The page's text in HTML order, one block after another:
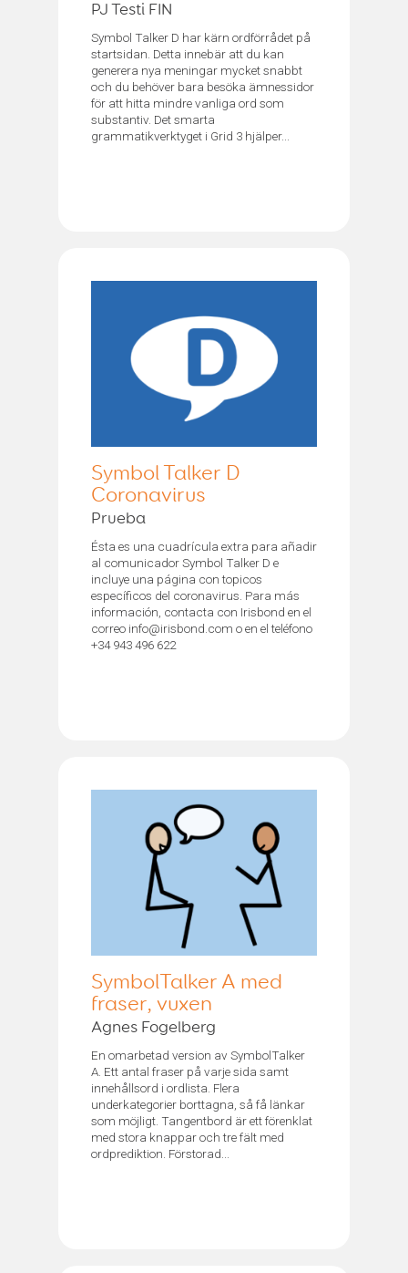
PJ Testi FIN
Symbol Talker D har kärn ordförrådet på
startsidan. Detta innebär att du kan
generera nya meningar mycket snabbt
och du behöver bara besöka ämnessidor
för att hitta mindre vanliga ord som
substantiv. Det smarta
grammatikverktyget i Grid 3 hjälper...
Symbol Talker D
Coronavirus
Prueba
Ésta es una cuadrícula extra para añadir
al comunicador Symbol Talker D e
incluye una página con topicos
específicos del coronavirus. Para más
información, contacta con Irisbond en el
correo info@irisbond.com o en el teléfono
+34 943 496 622
SymbolTalker A med
fraser, vuxen
Agnes Fogelberg
En omarbetad version av SymbolTalker
A. Ett antal fraser på varje sida samt
innehållsord i ordlista. Flera
underkategorier borttagna, så få länkar
som möjligt. Tangentbord är ett förenklat
med stora knappar och tre fält med
ordprediktion. Förstorad...